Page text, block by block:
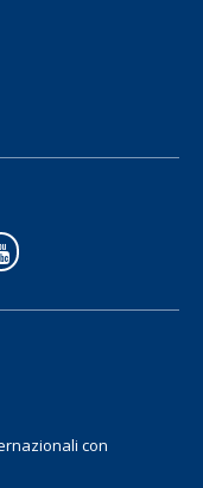
con